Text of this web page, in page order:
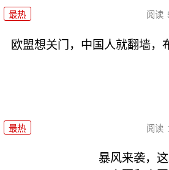
最热 阅读
欧盟想关门，中国人就翻墙，
最热 阅读
暴风来袭，